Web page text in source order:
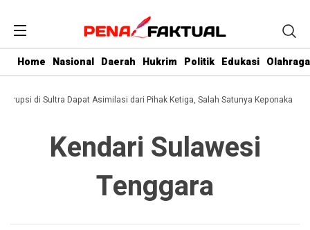
Home Nasional Daerah Hukrim Politik Edukasi Olahraga
di Sultra Dapat Asimilasi dari Pihak Ketiga, Salah Satunya Keponakan
Kendari Sulawesi
Tenggara